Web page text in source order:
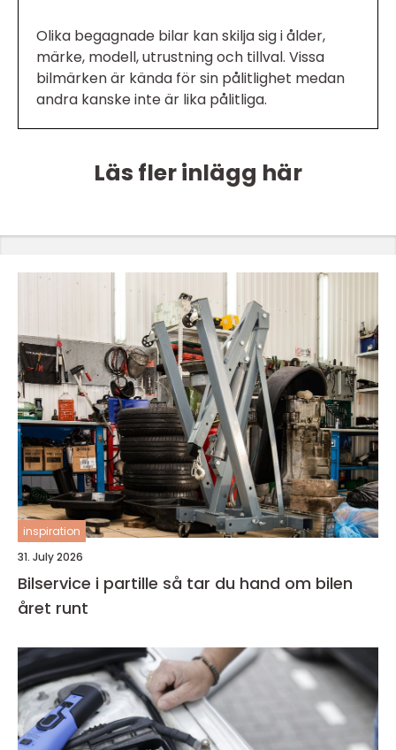
Olika begagnade bilar kan skilja sig i ålder,
märke, modell, utrustning och tillval. Vissa
bilmärken är kända för sin pålitlighet medan
andra kanske inte är lika pålitliga.
Läs fler inlägg här
inspiration
31. July 2026
Bilservice i partille så tar du hand om bilen
året runt